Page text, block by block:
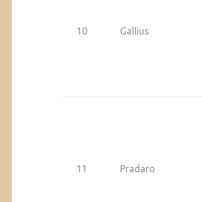
10 Gallius
11 Pradaro